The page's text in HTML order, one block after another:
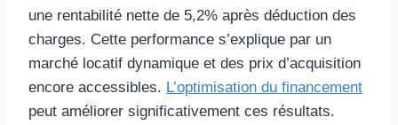
une rentabilité nette de 5,2% après déduction des
charges. Cette performance s’explique par un
marché locatif dynamique et des prix d’acquisition
encore accessibles. L’optimisation du financement
peut améliorer significativement ces résultats.